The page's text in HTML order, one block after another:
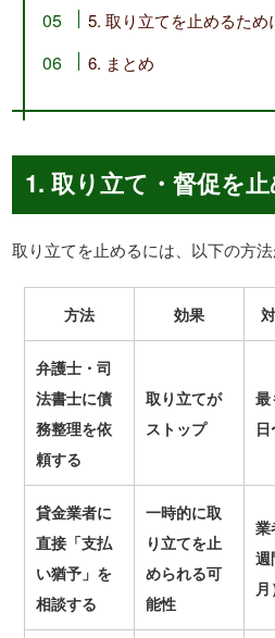
5. 取り立てを止めるため
6. まとめ
1. 取り立て・督促を
取り立てを止めるには、以下の方法
方法 効果
弁護士・司
法書士に債
務整理を依
頼する
取り立てが
ストップ
最
日
貸金業者に
直接「支払
い猶予」を
相談する
一時的に取
り立てを止
められる可
能性
業
週
月